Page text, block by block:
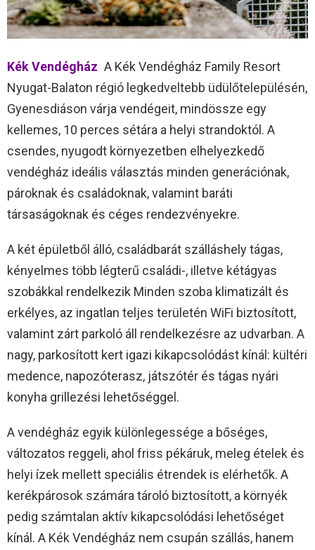
Kék Vendégház A Kék Vendégház Family Resort
Nyugat-Balaton régió legkedveltebb üdülőtelepülésén,
Gyenesdiáson várja vendégeit, mindössze egy
kellemes, 10 perces sétára a helyi strandoktól. A
csendes, nyugodt környezetben elhelyezkedő
vendégház ideális választás minden generációnak,
pároknak és családoknak, valamint baráti
társaságoknak és céges rendezvényekre.
A két épületből álló, családbarát szálláshely tágas,
kényelmes több légterű családi-, illetve kétágyas
szobákkal rendelkezik Minden szoba klimatizált és
erkélyes, az ingatlan teljes területén WiFi biztosított,
valamint zárt parkoló áll rendelkezésre az udvarban. A
nagy, parkosított kert igazi kikapcsolódást kínál: kültéri
medence, napozóterasz, játszótér és tágas nyári
konyha grillezési lehetőséggel.
A vendégház egyik különlegessége a bőséges,
változatos reggeli, ahol friss pékáruk, meleg ételek és
helyi ízek mellett speciális étrendek is elérhetők. A
kerékpárosok számára tároló biztosított, a környék
pedig számtalan aktív kikapcsolódási lehetőséget
kínál. A Kék Vendégház nem csupán szállás, hanem